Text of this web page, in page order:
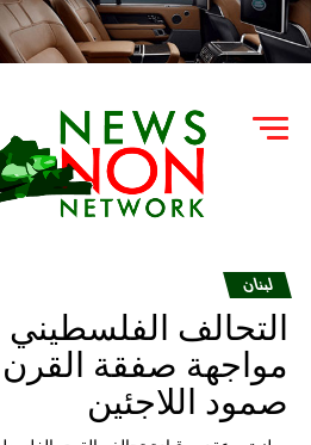
لبنان
التحالف
مواجهة صفقة القرن
صمود اللاجئين